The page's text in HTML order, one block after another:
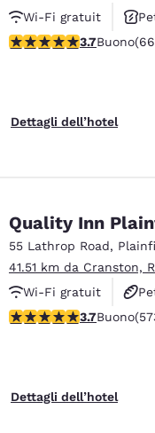
Wi-Fi gratuit
Espace fitness
Valutazione di 3.66
3.7Buono
Dettagli dell’hotel
Quality Inn
55 Lathrop Road,
41.51 km da Cranston,
Wi-Fi gratuit
Petit déjeuner
Valutazione di 3.68
3.7Buono
Dettagli dell’hotel